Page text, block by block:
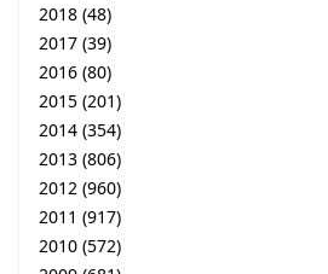
2018 (48)
2017 (39)
2016 (80)
2015 (201)
2014 (354)
2013 (806)
2012 (960)
2011 (917)
2010 (572)